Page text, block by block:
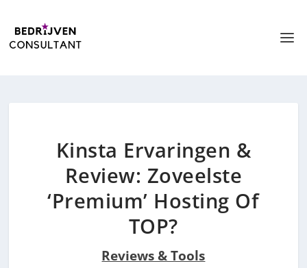
Kinsta Ervaringen &
Review: Zoveelste
‘Premium’ Hosting Of
TOP?
Reviews & Tools